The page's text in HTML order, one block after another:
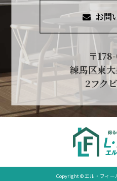
お問
〒
練馬区東
2フク
Copyright © エル・フィー